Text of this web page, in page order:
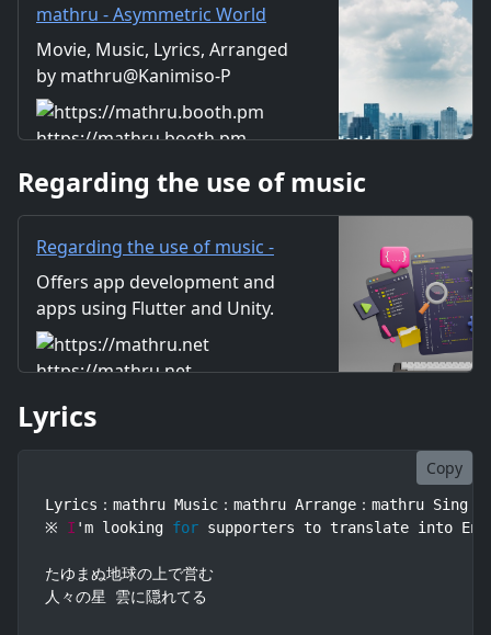
いがみ合いながらまた傷つける
そんな連鎖をどこから断ち切る
Asymmetric World 右も左も違
うこの世界で 嗚呼 僕らは何を信
じて 進んでいけるだろう 法に従
来ぬ愚か者 誰かが作った舞台の
上で 言わ
mathru - Asymmetric World
feat. 神威がくぽ - Asymmetric
World feat. Gackpo Camui -
mathruねっと - BOOTH
Movie, Music, Lyrics, Arranged
by mathru@Kanimiso-P
https://mathru.booth.pm
Regarding the use of music
Regarding the use of music -
mathru.net | App
Development with Flutter,
Unity/Music and Video
Production/Material
Distribution
Offers app development and
apps using Flutter and Unity.
Includes information on music
and videos created by the
images and video materials.
We also accept orders for
https://mathru.net
Lyrics
Copy
Lyrics：mathru Music：mathru Arrange：mathru Sing：
※ I 'm looking for supporters to translate into
たゆまぬ地球の上で営む
人々の星 雲に隠れてる